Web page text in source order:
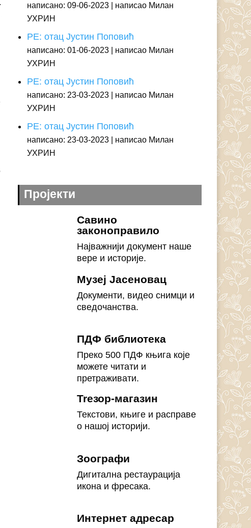
написано: 09-06-2023
написао Милан
УХРИН
РЕ: отац Јустин Поповић
написано: 01-06-2023
написао Милан
УХРИН
РЕ: отац Јустин Поповић
написано: 23-03-2023
написао Милан
УХРИН
РЕ: отац Јустин Поповић
написано: 23-03-2023
написао Милан
УХРИН
Пројекти
Савино
законоправило
Најважнији документ наше
вере и историје.
Музеј Јасеновац
Документи, видео снимци и
сведочанства.
ПДФ библиотека
Преко 500 ПДФ књига које
можете читати и
претраживати.
Treзор-магазин
Текстови, књиге и расправе
о нашој историји.
Зоографи
Дигитална рестаурација
икона и фресака.
Интернет адресар